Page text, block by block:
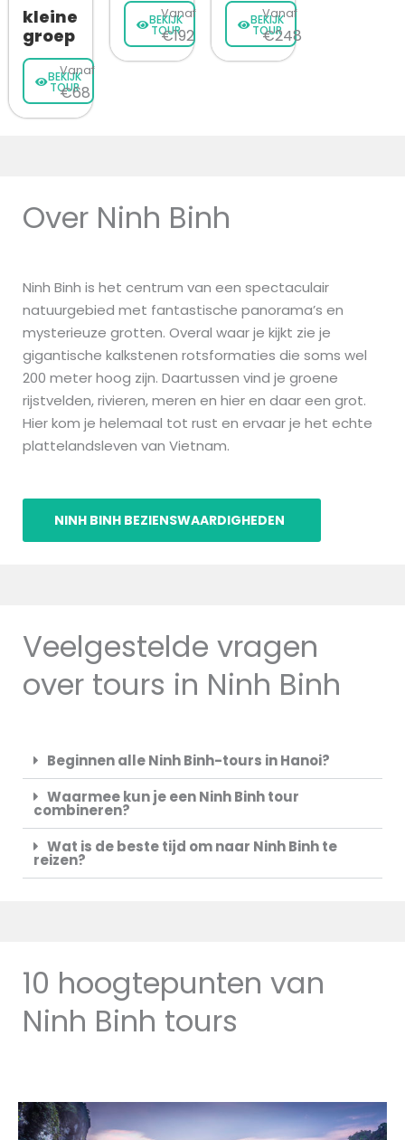
kleine
groep
BEKIJK
TOUR
Vanaf
€68
BEKIJK
TOUR
Vanaf
€192
BEKIJK
TOUR
Vanaf
€248
Over Ninh Binh
Ninh Binh is het centrum van een spectaculair
natuurgebied met fantastische panorama’s en
mysterieuze grotten. Overal waar je kijkt zie je
gigantische kalkstenen rotsformaties die soms wel
200 meter hoog zijn. Daartussen vind je groene
rijstvelden, rivieren, meren en hier en daar een grot.
Hier kom je helemaal tot rust en ervaar je het echte
plattelandsleven van Vietnam.
NINH BINH BEZIENSWAARDIGHEDEN
Veelgestelde vragen
over tours in Ninh Binh
Beginnen alle Ninh Binh-tours in Hanoi?
Waarmee kun je een Ninh Binh tour
combineren?
Wat is de beste tijd om naar Ninh Binh te
reizen?
10 hoogtepunten van
Ninh Binh tours